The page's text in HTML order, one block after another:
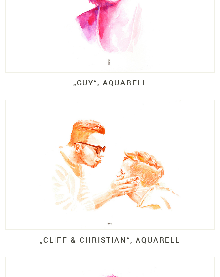
„GUY“, AQUARELL
„CLIFF & CHRISTIAN“, AQUARELL